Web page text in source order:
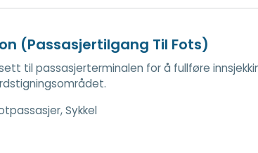
(Passasjertilgang Til Fots)
til passasjerterminalen for å fullføre
Sykkel